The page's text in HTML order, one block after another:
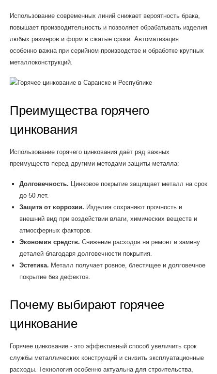
Использование современных линий снижает вероятность брака,
повышает производительность и позволяет обрабатывать изделия
любых размеров и форм в сжатые сроки. Автоматизация
особенно важна при серийном производстве и обработке крупных
металлоконструкций.
Преимущества горячего
цинкования
Использование горячего цинкования даёт ряд важных
преимуществ перед другими методами защиты металла:
Долговечность. Цинковое покрытие защищает металл на срок
до 50 лет.
Защита от коррозии. Изделия сохраняют прочность и
внешний вид при воздействии влаги, химических веществ и
атмосферных факторов.
Экономия средств. Снижение расходов на ремонт и замену
деталей благодаря долговечности покрытия.
Эстетика. Металл получает ровное, блестящее и долговечное
покрытие без дефектов.
Почему выбирают горячее
цинкование
Горячее цинкование - это эффективный способ увеличить срок
службы металлических конструкций и снизить эксплуатационные
расходы. Технология особенно актуальна для строительства,